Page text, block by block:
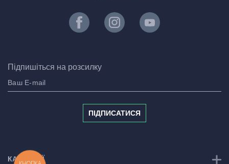
Підпишіться на розсилку
ПІДПИСАТИСЯ
КАТЕГОРІЇ